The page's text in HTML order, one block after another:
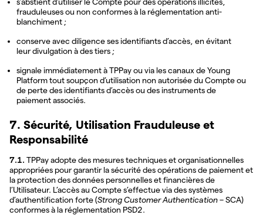
frauduleuses ou non conformes à la réglementation anti-
blanchiment ;
conserve avec diligence ses identifiants d’accès, en évitant
leur divulgation à des tiers ;
signale immédiatement à TPPay ou via les canaux de Young
Platform tout soupçon d’utilisation non autorisée du Compte ou
de perte des identifiants d’accès ou des instruments de
paiement associés.
7. Sécurité, Utilisation Frauduleuse et
Responsabilité
7.1. TPPay adopte des mesures techniques et organisationnelles
appropriées pour garantir la sécurité des opérations de paiement et
la protection des données personnelles et financières de
l’Utilisateur. L’accès au Compte s’effectue via des systèmes
d’authentification forte (Strong Customer Authentication– SCA)
conformes à la réglementation PSD2.